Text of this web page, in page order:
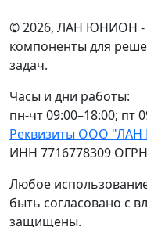
© 2026, ЛАН ЮНИОН -
компоненты для
задач.
Часы и дни работы:
пн-чт 09:00–18:00; пт
Реквизиты ООО
ИНН 7716778309
Любое
быть согласовано с
защищены.